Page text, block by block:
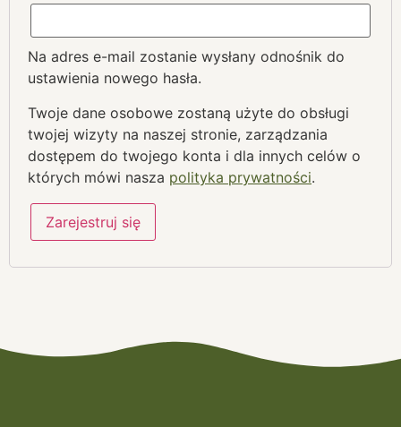
Na adres e-mail zostanie wysłany odnośnik do
ustawienia nowego hasła.
Twoje dane osobowe zostaną użyte do obsługi
twojej wizyty na naszej stronie, zarządzania
dostępem do twojego konta i dla innych celów o
których mówi nasza polityka prywatności.
Zarejestruj się